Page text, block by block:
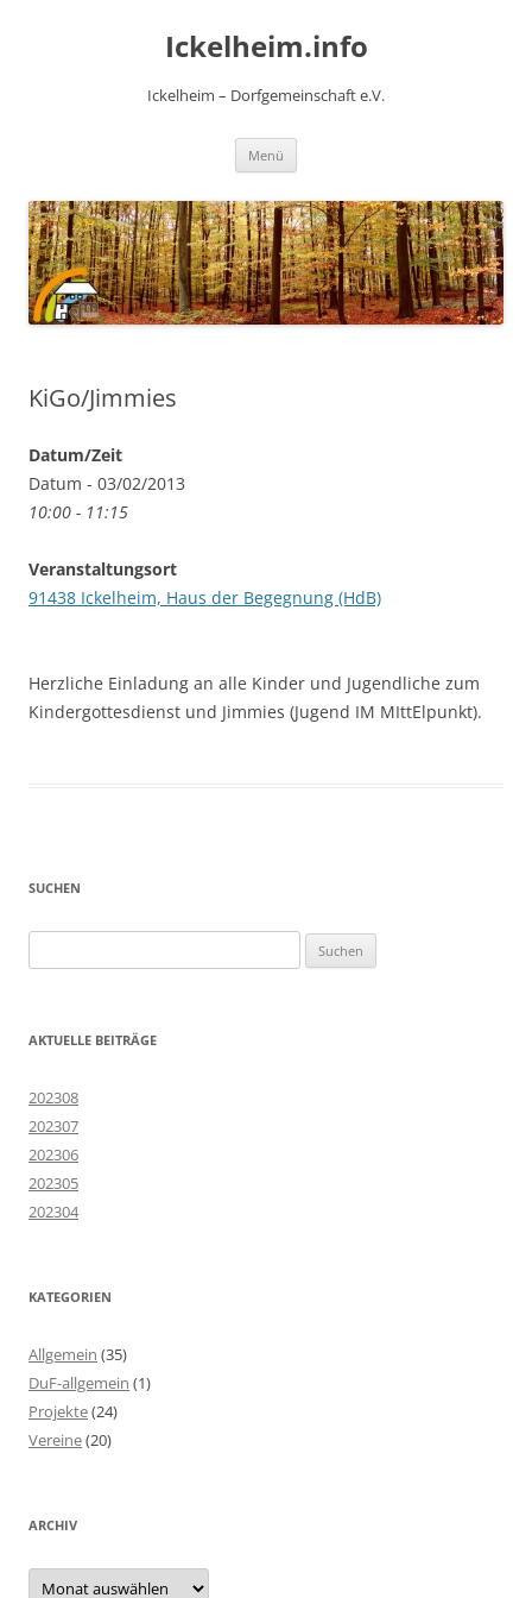
Ickelheim.info
Ickelheim – Dorfgemeinschaft e.V.
Menü
KiGo/Jimmies
Datum/Zeit
Datum - 03/02/2013
10:00 - 11:15
Veranstaltungsort
91438 Ickelheim, Haus der Begegnung (HdB)
Herzliche Einladung an alle Kinder und Jugendliche zum
Kindergottesdienst und Jimmies (Jugend IM MIttElpunkt).
SUCHEN
nach:
AKTUELLE BEITRÄGE
202308
202307
202306
202305
202304
KATEGORIEN
Allgemein (35)
DuF-allgemein (1)
Projekte(24)
Vereine(20)
ARCHIV
Archiv